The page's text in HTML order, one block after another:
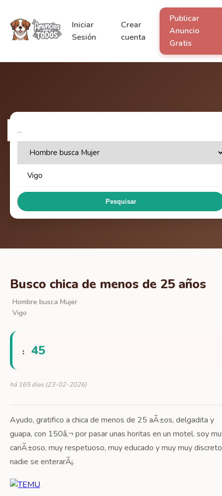
Iniciar
Sesión
Crear
cuenta
Publicar
Anuncio
Gratis
Pesquisar
Busco chica de menos de 25 años
Hombre busca Mujer
Vigo
: 45
há 165 dias (23-02-2026)
Ayudo, gratifico a chica de menos de 25 aÃ±os, delgadita y
guapa, con 150â‚¬ por pasar unas horitas en un motel. soy
cariÃ±oso, muy respetuoso, muy educado y muy muy
nadie se enterarÃ¡.